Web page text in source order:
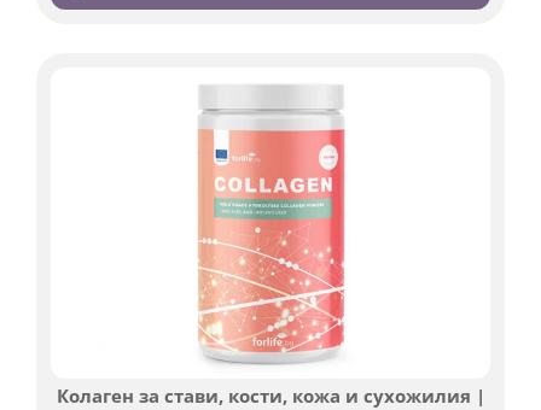
Колаген за стави, кости, кожа и сухожилия |